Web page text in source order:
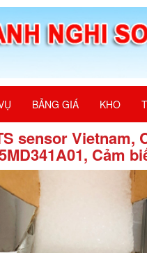
BẢNG GIÁ KHO
sensor Vietnam,
Cảm